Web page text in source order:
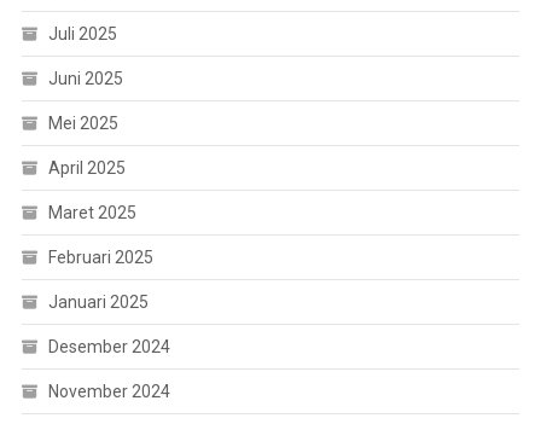
Juli 2025
Juni 2025
Mei 2025
April 2025
Maret 2025
Februari 2025
Januari 2025
Desember 2024
November 2024